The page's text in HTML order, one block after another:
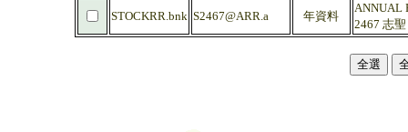
STOCKRR.bnk S2467@ARR.a 年資料
ANNUAL
2467 志